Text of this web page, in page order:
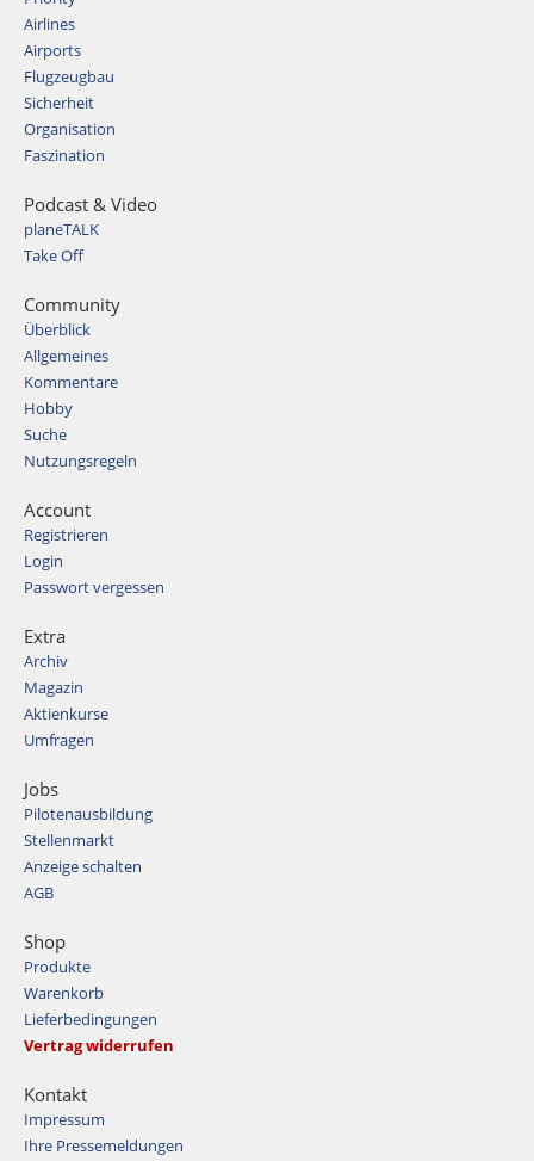
Airlines
Airports
Flugzeugbau
Sicherheit
Organisation
Faszination
Podcast & Video
planeTALK
Take Off
Community
Überblick
Allgemeines
Kommentare
Hobby
Suche
Nutzungsregeln
Account
Registrieren
Login
Passwort vergessen
Extra
Archiv
Magazin
Aktienkurse
Umfragen
Jobs
Pilotenausbildung
Stellenmarkt
Anzeige schalten
AGB
Shop
Produkte
Warenkorb
Lieferbedingungen
Vertrag widerrufen
Kontakt
Impressum
Ihre Pressemeldungen